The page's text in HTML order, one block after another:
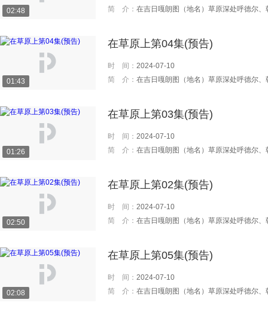
02:48
简 介： 在吉日嘎朗图（地名）草原深处呼德尔、朝鲁、丹巴、都仁四户牧民逐水草而牧，过着传统的游牧生活。 八十年代，改革开放的春风吹到了这个边缘的牧村。草场分给了牧民，畜群也承包给个人。于是，呼德尔、朝鲁、丹巴、都仁四家普普通通的牧民家庭开始发生新的变化，人物命运也随之改变，一场历史性变革让草原发生着巨变… 改革开
01:43
在草原上第04集(预告)
时 间： 2024-07-10
简 介： 在吉日嘎朗图（地名）草原深处呼德尔、朝鲁、丹巴、都仁四户牧民逐水草而牧，过着传统的游牧生活。 八十年代，改革开放的春风吹到了这个边缘的牧村。草场分给了牧民，畜群也承包给个人。于是，呼德尔、朝鲁、丹巴、都仁四家普普通通的牧民家庭开始发生新的变化，人物命运也随之改变，一场历史性变革让草原发生着巨变… 改革开
01:26
在草原上第03集(预告)
时 间： 2024-07-10
简 介： 在吉日嘎朗图（地名）草原深处呼德尔、朝鲁、丹巴、都仁四户牧民逐水草而牧，过着传统的游牧生活。 八十年代，改革开放的春风吹到了这个边缘的牧村。草场分给了牧民，畜群也承包给个人。于是，呼德尔、朝鲁、丹巴、都仁四家普普通通的牧民家庭开始发生新的变化，人物命运也随之改变，一场历史性变革让草原发生着巨变… 改革开
02:50
在草原上第02集(预告)
时 间： 2024-07-10
简 介： 在吉日嘎朗图（地名）草原深处呼德尔、朝鲁、丹巴、都仁四户牧民逐水草而牧，过着传统的游牧生活。 八十年代，改革开放的春风吹到了这个边缘的牧村。草场分给了牧民，畜群也承包给个人。于是，呼德尔、朝鲁、丹巴、都仁四家普普通通的牧民家庭开始发生新的变化，人物命运也随之改变，一场历史性变革让草原发生着巨变… 改革开
02:08
在草原上第05集(预告)
时 间： 2024-07-10
简 介： 在吉日嘎朗图（地名）草原深处呼德尔、朝鲁、丹巴、都仁四户牧民逐水草而牧，过着传统的游牧生活。 八十年代，改革开放的春风吹到了这个边缘的牧村。草场分给了牧民，畜群也承包给个人。于是，呼德尔、朝鲁、丹巴、都仁四家普普通通的牧民家庭开始发生新的变化，人物命运也随之改变，一场历史性变革让草原发生着巨变… 改革开